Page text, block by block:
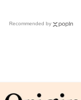
Recommended by